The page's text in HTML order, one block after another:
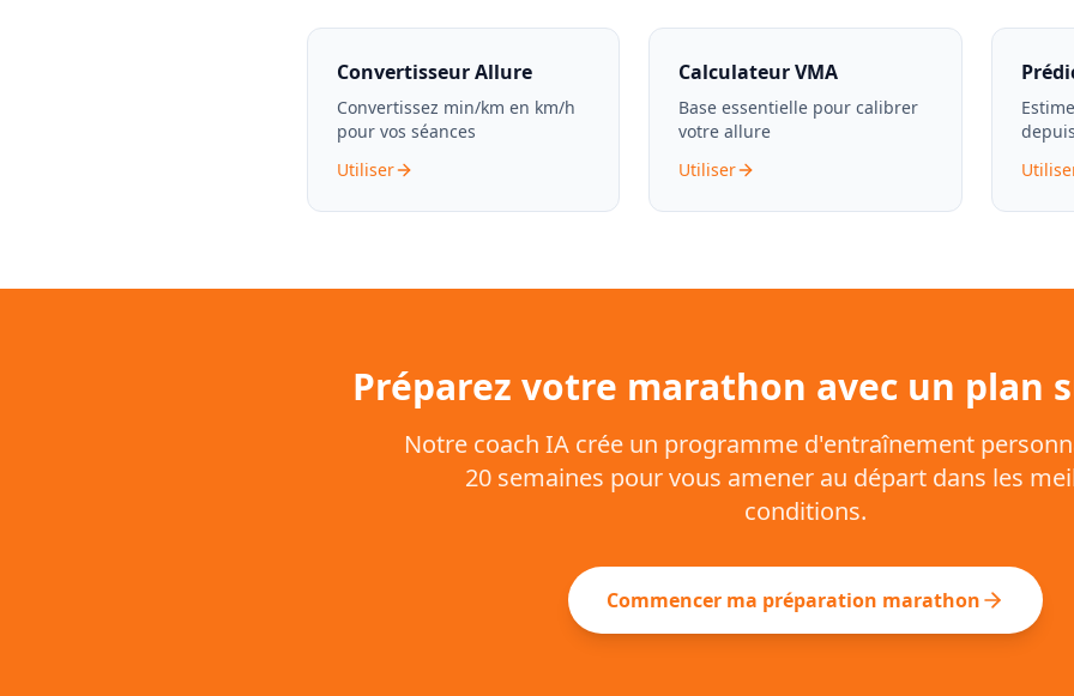
Convertisseur Allure
Convertissez min/km en km/h
pour vos séances
Utiliser
Calculateur VMA
Base essentielle pour calibrer
votre allure
Utiliser
Préparez votre marathon avec un plan
Notre coach IA crée un programme d'entraînement
20 semaines pour vous amener au départ dans les
conditions.
Commencer ma préparation marathon